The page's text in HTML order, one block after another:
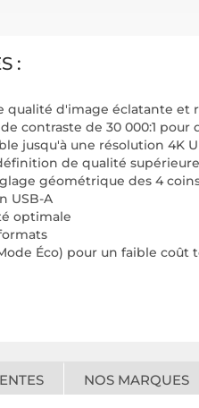
:
qualité d'image éclatante et
contraste de 30 000:1
jusqu'à une résolution 4K
de qualité supérieure
géométrique des 4
USB-A
optimale
Éco) pour un faible coût
NOS MARQUES